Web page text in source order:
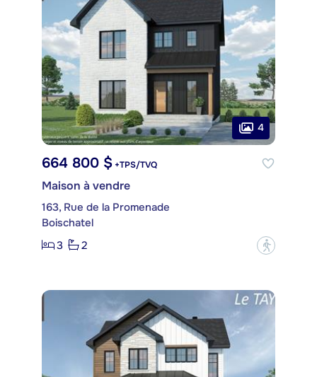
4
664 800 $ +TPS/TVQ
Maison à vendre
163, Rue de la Promenade
Boischatel
3
2 ?